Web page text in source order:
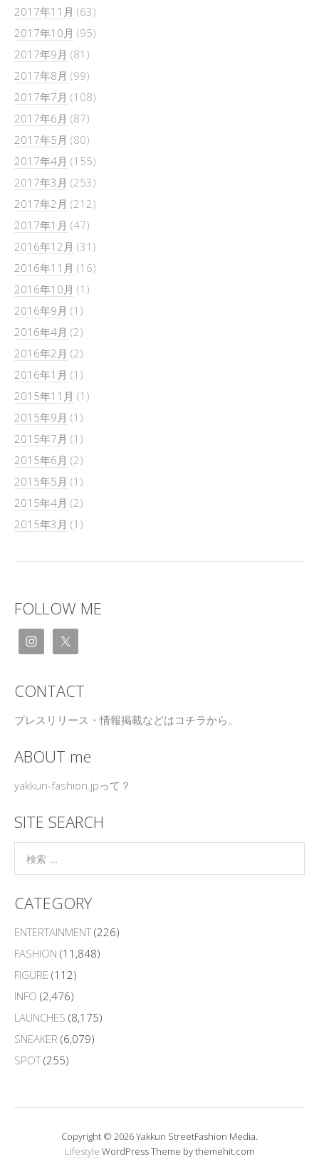
2017年11月 (63)
2017年10月 (95)
2017年9月 (81)
2017年8月 (99)
2017年7月 (108)
2017年6月 (87)
2017年5月 (80)
2017年4月 (155)
2017年3月 (253)
2017年2月 (212)
2017年1月 (47)
2016年12月 (31)
2016年11月 (16)
2016年10月 (1)
2016年9月 (1)
2016年4月 (2)
2016年2月 (2)
2016年1月 (1)
2015年11月 (1)
2015年9月 (1)
2015年7月 (1)
2015年6月 (2)
2015年5月 (1)
2015年4月 (2)
2015年3月 (1)
FOLLOW ME
CONTACT
プレスリリース・情報掲載などはコチラから。
ABOUT me
yakkun-fashion.jpって？
SITE SEARCH
CATEGORY
ENTERTAINMENT(226)
FASHION (11,848)
FIGURE (112)
INFO (2,476)
LAUNCHES (8,175)
SNEAKER (6,079)
SPOT(255)
Copyright © 2026 Yakkun StreetFashion Media.
Lifestyle WordPress Theme by themehit.com